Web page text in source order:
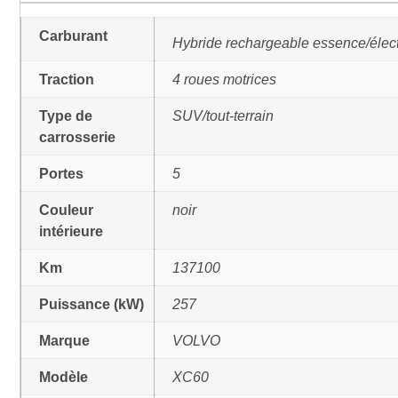
Carburant Hybride rechargeable essence/
Traction 4 roues motrices
Type de
carrosserie
SUV/tout-terrain
Portes 5
Couleur
intérieure
noir
Km 137100
Puissance (kW) 257
Marque VOLVO
Modèle XC60